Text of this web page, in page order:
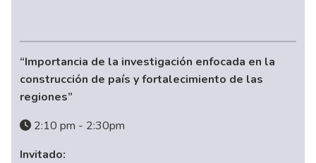
“Importancia de la investigación enfocada en la
construcción de país y fortalecimiento de las
regiones”
2:10 pm - 2:30pm
Invitado: